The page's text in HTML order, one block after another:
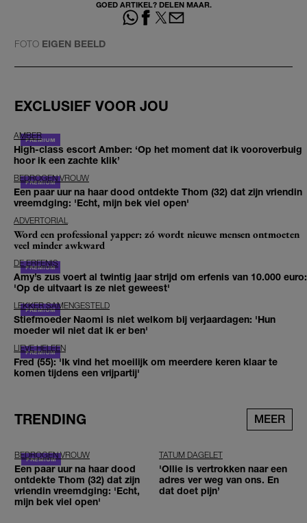
GOED ARTIKEL? DELEN MAAR.
FOTO EIGEN BEELD
EXCLUSIEF VOOR JOU
AMBER
High-class escort Amber: ‘Op het moment dat ik vooroverbuig
hoor ik een zachte klik’
BEDROGEN VROUW
Een paar uur na haar dood ontdekte Thom (32) dat zijn vriendin
vreemdging: 'Echt, mijn bek viel open'
ADVERTORIAL
Word een professional yapper: zó wordt nieuwe mensen ontmoeten
veel minder awkward
DE ERFENIS
Amy’s zus voert al twintig jaar strijd om erfenis van 10.000 euro:
'Op de uitvaart is ze niet geweest'
LEKKER SAMENGESTELD
Stiefmoeder Naomi is niet welkom bij verjaardagen: 'Hun
moeder wil niet dat ik er ben'
LIEVE HELEEN
Fred (55): 'Ik vind het moeilijk om meerdere keren klaar te
komen tijdens een vrijpartij'
TRENDING MEER
BEDROGEN VROUW
Een paar uur na haar dood
ontdekte Thom (32) dat zijn
vriendin vreemdging: 'Echt,
mijn bek viel open'
TATUM DAGELET
'Ollie is vertrokken naar een
adres ver weg van ons. En
dat doet pijn’